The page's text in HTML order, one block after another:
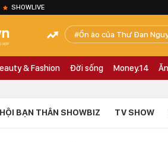
SHOWLIVE
Ồn ào của Thư Đan
& Fashion Đời sống Money.14
HỘI BẠN THÂN SHOWBIZ TV SHOW